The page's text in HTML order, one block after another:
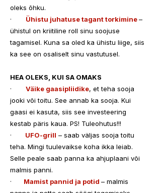
oleks õhku.
· Ühistu juhatuse tagant torkimine–
ühistul on kriitiline roll sinu soojuse
tagamisel. Kuna sa oled ka ühistu liige, siis
ka see on osaliselt sinu vastutusel.
HEA OLEKS, KUI SA OMAKS
· Väike gaasipliidike, et teha sooja
jooki või toitu. See annab ka sooja. Kui
gaasi ei kasuta, siis see investeering
kestab päris kaua. PS! Tuleohutus!!!
·
UFO-grill – saab väljas sooja toitu
teha. Mingi tuulevaikse koha ikka leiab.
Selle peale saab panna ka ahjuplaani või
malmis panni.
· Mamist pannid ja potid – malmis